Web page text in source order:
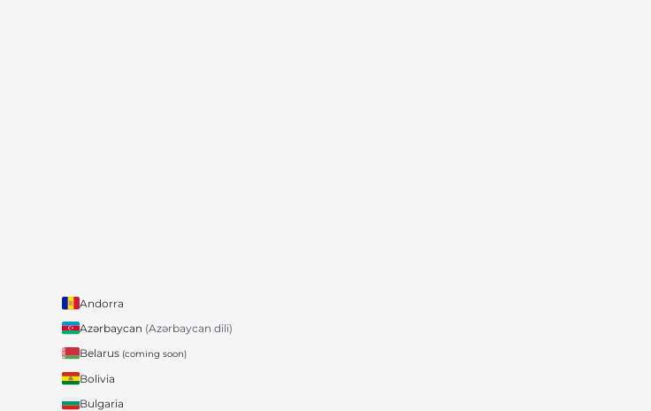
Andorra
Azərbaycan (Azərbaycan dili)
Belarus (coming soon)
Bolivia
Bulgaria